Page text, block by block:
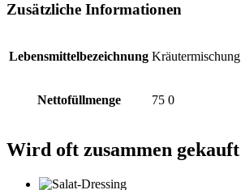
Zusätzliche Informationen
Lebensmittelbezeichnung Kräutermischung
Nettofüllmenge 75 0
Wird oft zusammen gekauft